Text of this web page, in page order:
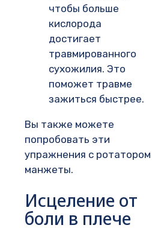
чтобы больше
кислорода
достигает
травмированного
сухожилия. Это
поможет травме
зажиться быстрее.
Вы также можете
попробовать эти
упражнения с ротатором
манжеты.
Исцеление от
боли в плече